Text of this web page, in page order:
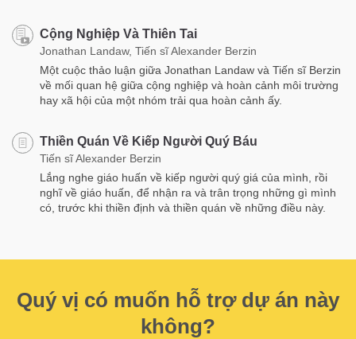
Cộng Nghiệp Và Thiên Tai
Jonathan Landaw, Tiến sĩ Alexander Berzin
Một cuộc thảo luận giữa Jonathan Landaw và Tiến sĩ Berzin
về mối quan hệ giữa cộng nghiệp và hoàn cảnh môi trường
hay xã hội của một nhóm trải qua hoàn cảnh ấy.
Thiền Quán Về Kiếp Người Quý Báu
Tiến sĩ Alexander Berzin
Lắng nghe giáo huấn về kiếp người quý giá của mình, rồi
nghĩ về giáo huấn, để nhận ra và trân trọng những gì mình
có, trước khi thiền định và thiền quán về những điều này.
Quý vị có muốn hỗ trợ dự án này
không?